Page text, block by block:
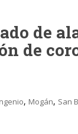
de
de
, Mogán, San